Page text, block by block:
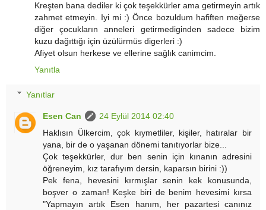
Kreşten bana dediler ki çok teşekkürler ama getirmeyin artık
zahmet etmeyin. Iyi mi :) Önce bozuldum hafiften meğerse
diğer çocukların anneleri getirmediginden sadece bizim
kuzu dağıttığı için üzülürmüs digerleri :)
Afiyet olsun herkese ve ellerine sağlık canimcim.
Yanıtla
Yanıtlar
Esen Can
24 Eylül 2014 02:40
Haklısın Ülkercim, çok kıymetliler, kişiler, hatıralar bir
yana, bir de o yaşanan dönemi tanıtıyorlar bize...
Çok teşekkürler, dur ben senin için kınanın adresini
öğreneyim, kız tarafıyım dersin, kaparsın birini :))
Pek fena, hevesini kırmışlar senin kek konusunda,
boşver o zaman! Keşke biri de benim hevesimi kırsa
"Yapmayın artık Esen hanım, her pazartesi canınız